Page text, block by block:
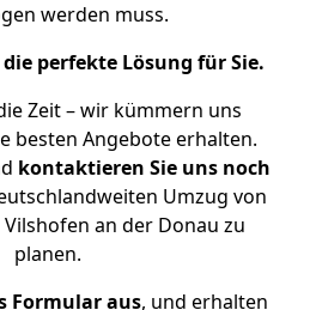
werden muss.
perfekte Lösung für Sie.
Zeit – wir kümmern uns
besten Angebote erhalten.
kontaktieren Sie uns noch
Umzug von
an der Donau zu
planen.
Formular aus, und erhalten